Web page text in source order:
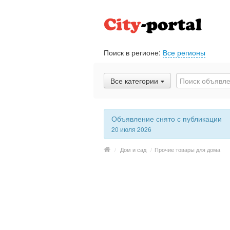
Поиск в регионе: Все регионы
Все категории
Объявление снято с публикации
20 июля 2026
/ Дом и сад / Прочие товары для дома